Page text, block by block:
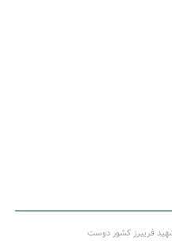
فریبرز کشور دوست